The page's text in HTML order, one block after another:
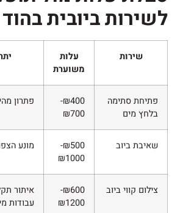
לשירות ביובית
שירות
עלות
משוערת
פתיחת סתימה
בלחץ מים
₪400-
₪700
פתרון
שאיבת ביוב
₪500-
₪1000
מונע
צילום קווי ביוב
₪600-
₪1200
איתור
עבודות